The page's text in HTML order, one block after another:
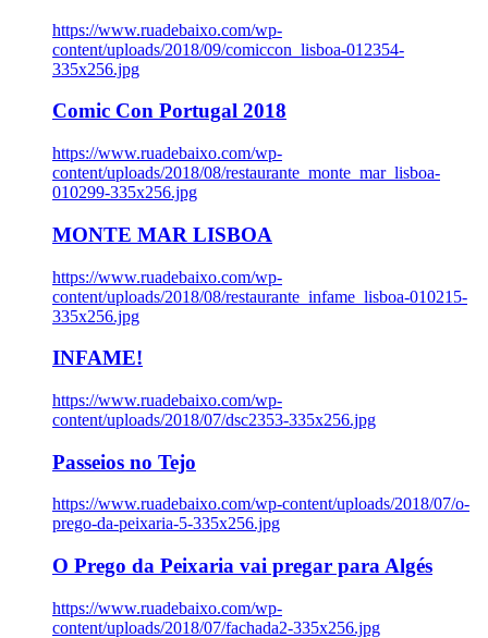
https://www.ruadebaixo.com/wp-
content/uploads/2018/09/comiccon_lisboa-012354-
335x256.jpg
Comic Con Portugal 2018
https://www.ruadebaixo.com/wp-
content/uploads/2018/08/restaurante_monte_mar_lisboa-
010299-335x256.jpg
MONTE MAR LISBOA
https://www.ruadebaixo.com/wp-
content/uploads/2018/08/restaurante_infame_lisboa-010215-
335x256.jpg
INFAME!
https://www.ruadebaixo.com/wp-
content/uploads/2018/07/dsc2353-335x256.jpg
Passeios no Tejo
https://www.ruadebaixo.com/wp-content/uploads/2018/07/o-
prego-da-peixaria-5-335x256.jpg
O Prego da Peixaria vai pregar para Algés
https://www.ruadebaixo.com/wp-
content/uploads/2018/07/fachada2-335x256.jpg